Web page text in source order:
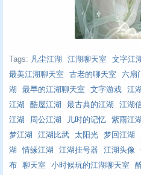
Tags: 凡尘江湖 江湖聊天室 文字江
最美江湖聊天室
古老的聊天室 六扇
湖
最早的江湖聊天室 文字游戏 江
江湖
酷屋江湖 最古典的江湖 江湖
江湖
周公江湖 儿时的记忆 紫雨江湖
梦江湖
江湖比武 太阳光 梦回江湖
湖
情缘江湖 江湖挂号器 江湖头像
布
聊天室 小时候玩的江湖聊天室